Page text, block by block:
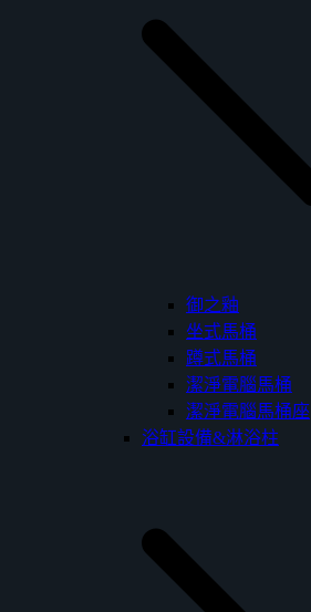
御之釉
坐式馬桶
蹲式馬桶
潔淨電腦馬桶
潔淨電腦馬桶座
浴缸設備&淋浴柱